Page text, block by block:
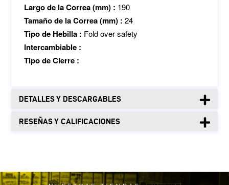
Largo de la Correa (mm) : 190
Tamaño de la Correa (mm) :24
Tipo de Hebilla : Fold over safety
Intercambiable :
Tipo de Cierre :
DETALLES Y DESCARGABLES
RESEÑAS Y CALIFICACIONES